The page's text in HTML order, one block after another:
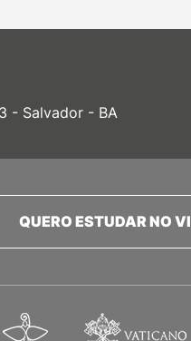
- Salvador - BA
QUERO ESTUDAR NO